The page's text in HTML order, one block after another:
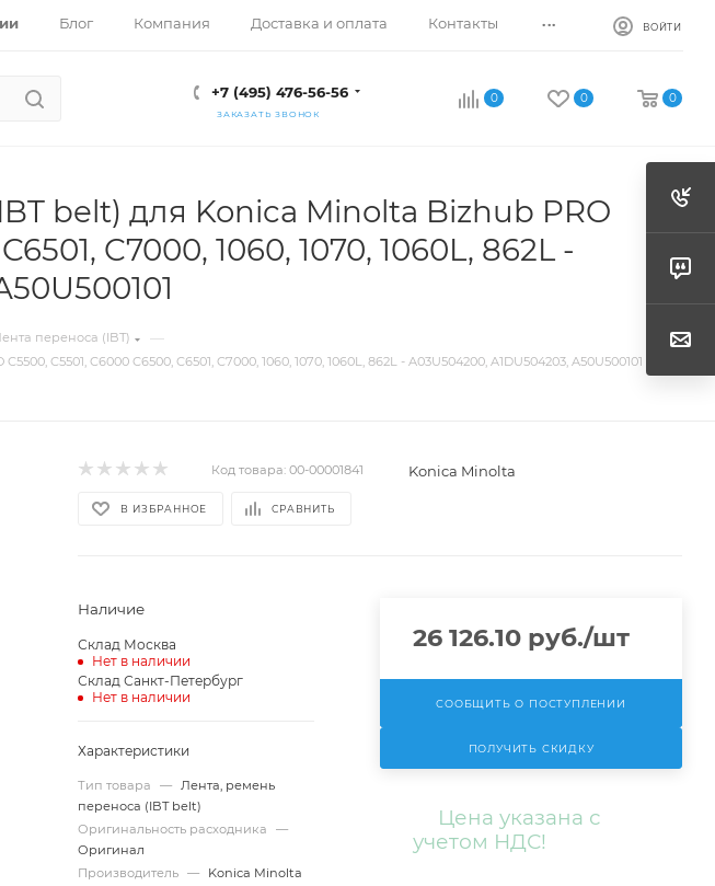
Блог Компания Доставка и оплата Контакты ... ВОЙТИ
+7 (495) 476-56-56
ЗАКАЗАТЬ ЗВОНОК
0 0 0
belt) для Konica Minolta Bizhub PRO
C7000, 1060, 1070, 1060L, 862L -
переноса (IBT) —
C5501, C6000 C6500, C6501, C7000, 1060, 1070, 1060L, 862L - A03U504200, A1DU504203, A50U500101
Код товара: 00-00001841 Konica Minolta
В ИЗБРАННОЕ СРАВНИТЬ
Наличие
Склад Москва
Нет в наличии
Склад Санкт-Петербург
Нет в наличии
Характеристики
Тип товара —
Лента, ремень
переноса (IBT belt)
Оригинальность расходника
—
Оригинал
Производитель
—
Konica Minolta
26 126.10 руб./шт
СООБЩИТЬ О ПОСТУПЛЕНИИ
ПОЛУЧИТЬ СКИДКУ
Цена указана с
учетом НДС!